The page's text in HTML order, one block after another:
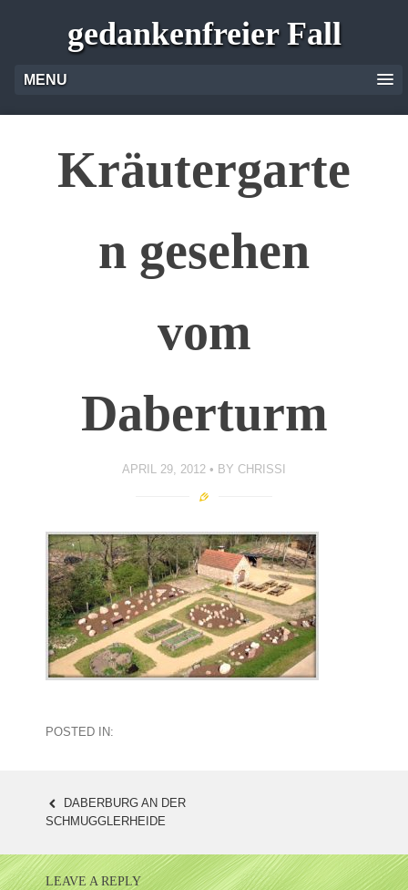
gedankenfreier Fall
MENU
Kräutergarte
n gesehen
vom
Daberturm
APRIL 29, 2012 BY CHRISSI
POSTED IN:
POST
NAVIGATION
DABERBURG AN DER
SCHMUGGLERHEIDE
LEAVE A REPLY